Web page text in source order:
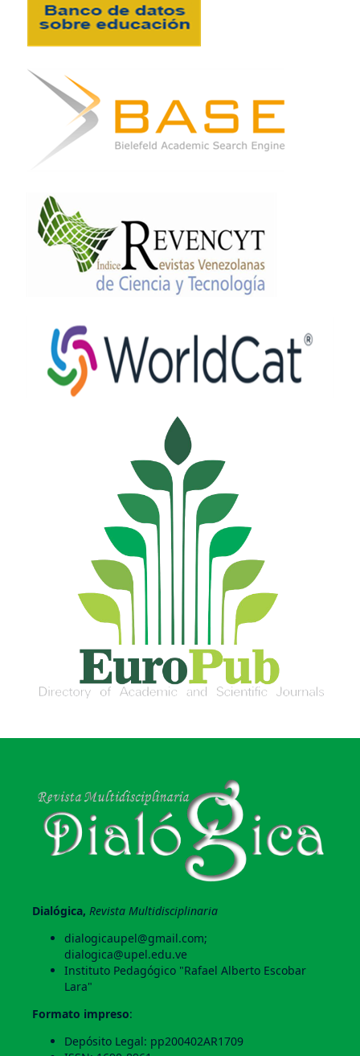
Dialógica, Revista Multidisciplinaria
dialogicaupel@gmail.com;
dialogica@upel.edu.ve
Instituto Pedagógico "Rafael Alberto Escobar
Lara"
Formato impreso:
Depósito Legal: pp200402AR1709